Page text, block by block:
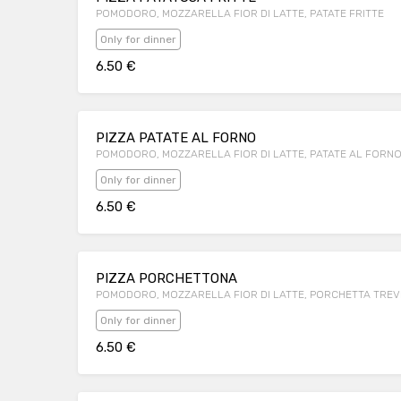
POMODORO, MOZZARELLA FIOR DI LATTE, PATATE FRITTE
Only for dinner
6.50 €
PIZZA PATATE AL FORNO
POMODORO, MOZZARELLA FIOR DI LATTE, PATATE AL FORNO
Only for dinner
6.50 €
PIZZA PORCHETTONA
POMODORO, MOZZARELLA FIOR DI LATTE, PORCHETTA
Only for dinner
6.50 €